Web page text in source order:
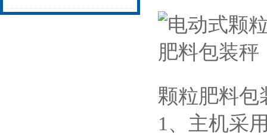
颗粒肥料包
1、主机采